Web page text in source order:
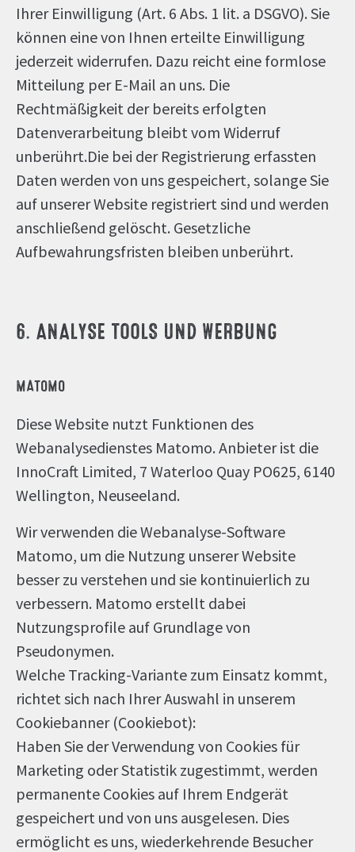
Ihrer Einwilligung (Art. 6 Abs. 1 lit. a DSGVO). Sie
können eine von Ihnen erteilte Einwilligung
jederzeit widerrufen. Dazu reicht eine formlose
Mitteilung per E-Mail an uns. Die
Rechtmäßigkeit der bereits erfolgten
Datenverarbeitung bleibt vom Widerruf
unberührt.Die bei der Registrierung erfassten
Daten werden von uns gespeichert, solange Sie
auf unserer Website registriert sind und werden
anschließend gelöscht. Gesetzliche
Aufbewahrungsfristen bleiben unberührt.
6. ANALYSE TOOLS UND WERBUNG
MATOMO
Diese Website nutzt Funktionen des
Webanalysedienstes Matomo. Anbieter ist die
InnoCraft Limited, 7 Waterloo Quay PO625, 6140
Wellington, Neuseeland.
Wir verwenden die Webanalyse-Software
Matomo, um die Nutzung unserer Website
besser zu verstehen und sie kontinuierlich zu
verbessern. Matomo erstellt dabei
Nutzungsprofile auf Grundlage von
Pseudonymen.
Welche Tracking-Variante zum Einsatz kommt,
richtet sich nach Ihrer Auswahl in unserem
Cookiebanner (Cookiebot):
Haben Sie der Verwendung von Cookies für
Marketing oder Statistik zugestimmt, werden
permanente Cookies auf Ihrem Endgerät
gespeichert und von uns ausgelesen. Dies
ermöglicht es uns, wiederkehrende Besucher